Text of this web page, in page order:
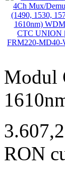
Modul
RON